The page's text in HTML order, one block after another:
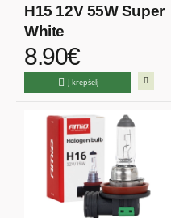
H15 12V 55W Super
White
8.90€
Į krepšelį